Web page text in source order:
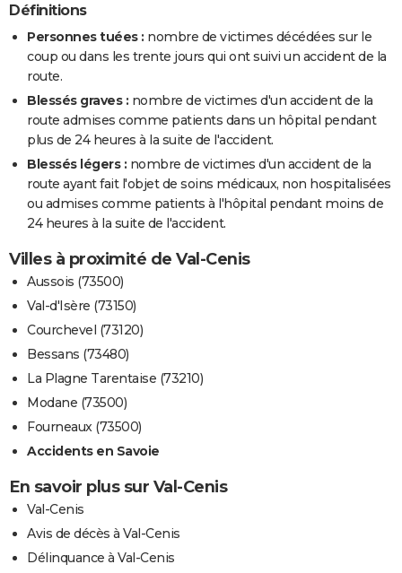
Définitions
Personnes tuées : nombre de victimes décédées sur le
coup ou dans les trente jours qui ont suivi un accident de la
route.
Blessés graves : nombre de victimes d'un accident de la
route admises comme patients dans un hôpital pendant
plus de 24 heures à la suite de l'accident.
Blessés légers : nombre de victimes d'un accident de la
route ayant fait l'objet de soins médicaux, non hospitalisées
ou admises comme patients à l'hôpital pendant moins de
24 heures à la suite de l'accident.
Villes à proximité de Val-Cenis
Aussois (73500)
Val-d'Isère (73150)
Courchevel (73120)
Bessans (73480)
La Plagne Tarentaise (73210)
Modane (73500)
Fourneaux (73500)
Accidents en Savoie
En savoir plus sur Val-Cenis
Val-Cenis
Avis de décès à Val-Cenis
Délinquance à Val-Cenis